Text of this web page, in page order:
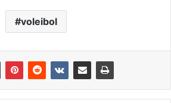
voleibol